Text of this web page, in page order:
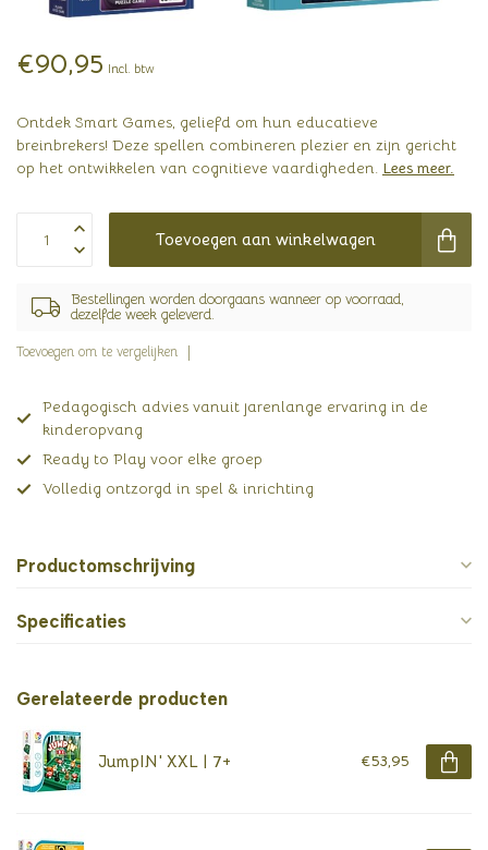
€90,95 Incl. btw
Ontdek Smart Games, geliefd om hun educatieve
breinbrekers! Deze spellen combineren plezier en zijn gericht
op het ontwikkelen van cognitieve vaardigheden. Lees meer.
Toevoegen aan winkelwagen
Bestellingen worden doorgaans wanneer op voorraad,
dezelfde week geleverd.
Toevoegen om te vergelijken
Pedagogisch advies vanuit jarenlange ervaring in de
kinderopvang
Ready to Play voor elke groep
Volledig ontzorgd in spel & inrichting
Productomschrijving
Specificaties
Gerelateerde producten
JumpIN' XXL | 7+ €53,95